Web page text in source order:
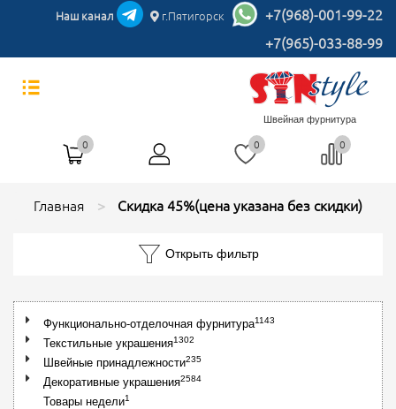
Наш канал г.Пятигорск
+7(968)-001-99-22
+7(965)-033-88-99
Швейная фурнитура
0 0 0
Главная Cкидка 45%(цена указана без скидки)
Открыть фильтр
Функционально-отделочная фурнитура1143
Текстильные украшения1302
Швейные принадлежности235
Декоративные украшения2584
Товары недели1